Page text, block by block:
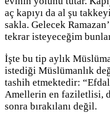
aç kapıyı da al şu
sakla. Gelecek
tekrar isteyeceğim
İşte bu tip aylık
istediği Müslümanlık
tashih etmektedir:
Amellerin en faziletlisi,
sonra bırakılanı değil.